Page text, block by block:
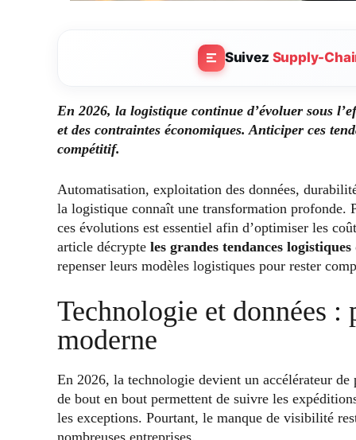
Suivez Supply-
En 2026, la logistique continue d’évoluer sous
et des contraintes économiques. Anticiper ces
compétitif.
Automatisation, exploitation des données,
la logistique connaît une transformation profonde.
ces évolutions est essentiel afin d’optimiser les
article décrypte les grandes tendances logistiques
repenser leurs modèles logistiques pour rester
Technologie et données
moderne
En 2026, la technologie devient un accélérateur
de bout en bout permettent de suivre les
les exceptions. Pourtant, le manque de visibilité
nombreuses entreprises.